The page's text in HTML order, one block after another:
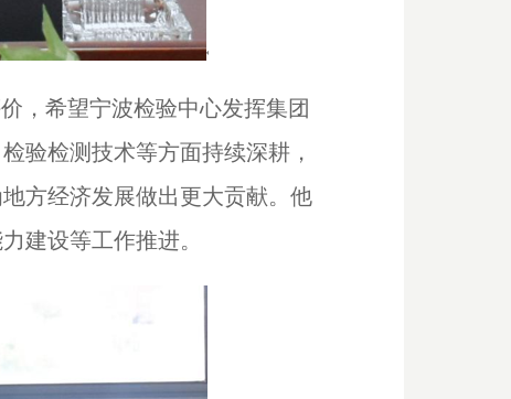
，希望宁波检验中心发挥集团
验检测技术等方面持续深耕，
方经济发展做出更大贡献。他
建设等工作推进。